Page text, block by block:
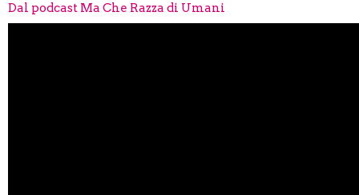
Dal podcast Ma Che Razza di Umani